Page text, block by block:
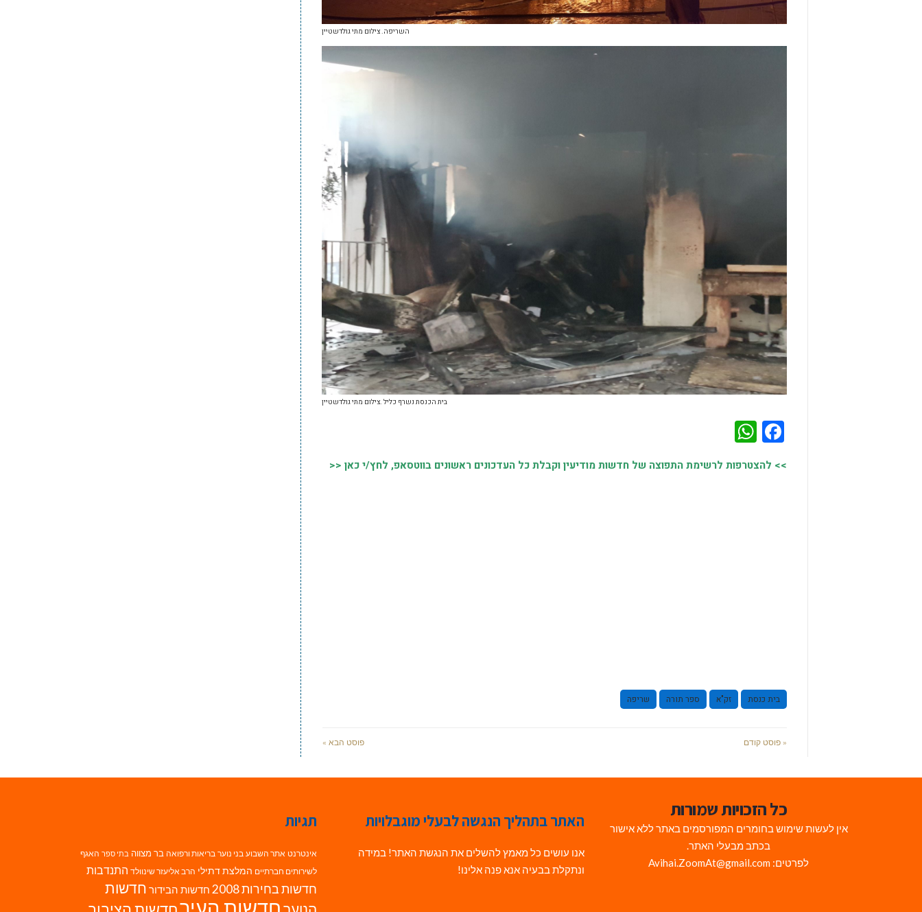
השריפה. צילום מתי גולדשטיין
בית הכנסת נשרף כליל .צילום מתי גולדשטיין
Facebook
>> להצטרפות לרשימת התפוצה של חדשות מודיעין וקבלת כל העדכונים ראשונים בווטסאפ, לחץ/י כאן <<
בית כנסת זק"א ספר תורה שריפה
« פוסט קודם פוסט הבא »
כל הזכויות שמורות
אין לעשות שימוש בחומרים המפורסמים באתר ללא אישור
בכתב מבעלי האתר.
לפרטים: Avihai.ZoomAt@gmail.com
האתר בתהליך הנגשה לבעלי מוגבלויות
אנו עושים כל מאמץ להשלים את הנגשת האתר! במידה
ונתקלת בבעיה אנא פנה אלינו!
תגיות
אינטרנט אתר השבוע בני נוער בריאות ורפואה בר מצווה בתי ספר האגף
לשירותים חברתיים המלצת דתילי הרב אליעזר שינוולד התנדבות
חדשות בחירות 2008 חדשות הבידור חדשות
חדשות העיר